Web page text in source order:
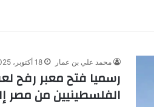
محمد علي بن عمار 18 أكتوبر، 2025
رسميا فتح معبر رفح
الفلسطينيين من مصر